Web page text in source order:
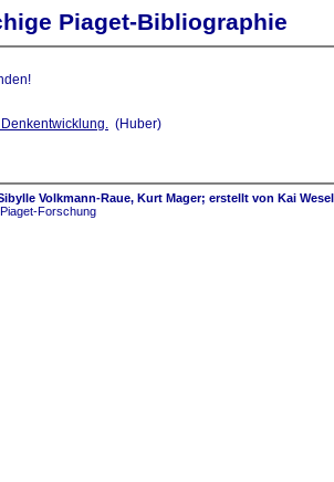
Piaget-Bibliographie
(Huber)
Volkmann-Raue, Kurt Mager; erstellt von Kai
Forschung